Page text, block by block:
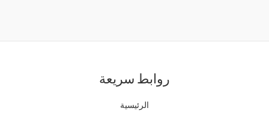
روابط سريعة
الرئيسية